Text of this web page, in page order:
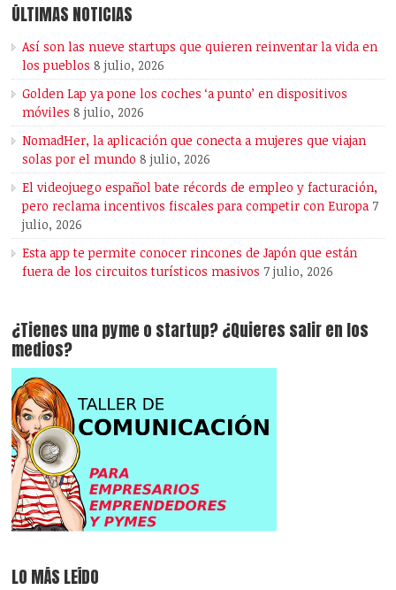
ÚLTIMAS NOTICIAS
Así son las nueve startups que quieren reinventar la vida en
los pueblos 8 julio, 2026
Golden Lap ya pone los coches ‘a punto’ en dispositivos
móviles 8 julio, 2026
NomadHer, la aplicación que conecta a mujeres que viajan
solas por el mundo 8 julio, 2026
El videojuego español bate récords de empleo y facturación,
pero reclama incentivos fiscales para competir con Europa 7
julio, 2026
Esta app te permite conocer rincones de Japón que están
fuera de los circuitos turísticos masivos 7 julio, 2026
¿Tienes una pyme o startup? ¿Quieres salir en los
medios?
LO MÁS LEÍDO